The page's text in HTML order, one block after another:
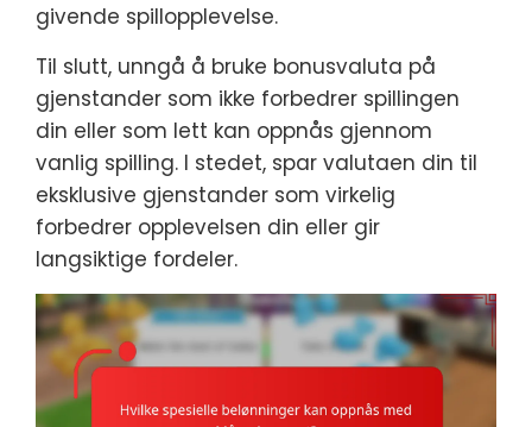
givende spillopplevelse.
Til slutt, unngå å bruke bonusvaluta på
gjenstander som ikke forbedrer spillingen
din eller som lett kan oppnås gjennom
vanlig spilling. I stedet, spar valutaen din til
eksklusive gjenstander som virkelig
forbedrer opplevelsen din eller gir
langsiktige fordeler.